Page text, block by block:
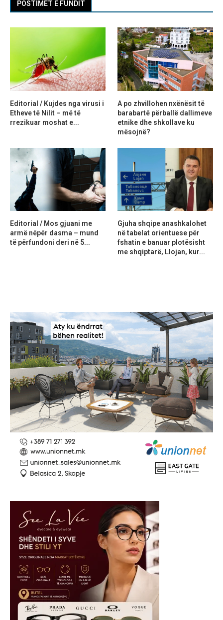
POSTIMET E FUNDIT
Editorial / Kujdes nga virusi i
Etheve të Nilit – më të
rrezikuar moshat e...
A po zhvillohen nxënësit të
barabartë përballë dallimeve
etnike dhe shkollave ku
mësojnë?
Editorial / Mos gjuani me
armë nëpër dasma – mund
të përfundoni deri në 5...
Gjuha shqipe anashkalohet
në tabelat orientuese për
fshatin e banuar plotësisht
me shqiptarë, Llojan, kur...